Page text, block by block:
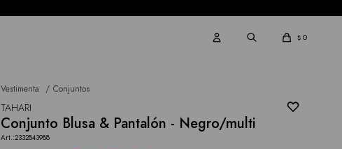
$ 0
Vestimenta Conjuntos
TAHARI
Conjunto Blusa & Pantalón - Negro/multi
2332843988